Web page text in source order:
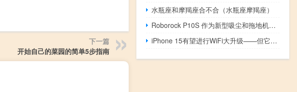
下一篇
开始自己的菜园的简单5步指南
水瓶座和摩羯座合不合（水瓶座摩羯座）
Roborock P10S 作为新型吸尘和拖地机器人首次亮相
iPhone 15有望进行WiFi大升级——但它会仅限于Pro吗